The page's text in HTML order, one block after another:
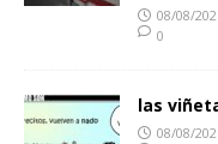
08/08/
0
las
08/08/